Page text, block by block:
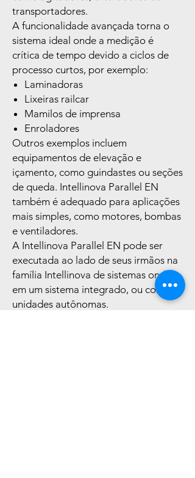
transportadores.
A funcionalidade avançada torna o
sistema ideal onde a medição é
crítica de tempo devido a ciclos de
processo curtos, por exemplo:
Laminadoras
Lixeiras railcar
Mamilos de imprensa
Enroladores
Outros exemplos incluem
equipamentos de elevação e
içamento, como guindastes ou seções
de queda. Intellinova Parallel EN
também é adequado para aplicações
mais simples, como motores, bombas
e ventiladores.
A Intellinova Parallel EN pode ser
executada ao lado de seus irmãos na
família Intellinova de sistemas on-line
em um sistema integrado, ou como
unidades autônomas.